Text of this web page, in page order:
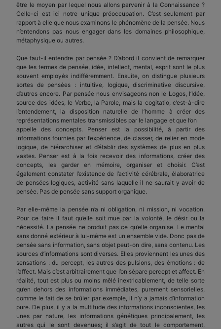
être le moyen par lequel nous allons parvenir à la Connaissance ?
Celle-ci est ici notre unique préoccupation. C’est seulement par
rapport à elle que nous examinons le phénomène de la pensée. Nous
n’entendons pas nous engager dans les domaines philosophique,
métaphysique ou autres.
Que faut-il entendre par pensée ? D’abord il convient de remarquer
que les termes de pensée, idée, intellect, mental, esprit sont le plus
souvent employés indifféremment. Ensuite, on distingue plusieurs
sortes de pensées : intuitive, logique, discriminative discursive,
d’autres encore. Par pensée nous envisageons non le Logos, l’Idée,
source des idées, le Verbe, la Parole, mais la cogitatio, c’est-à-dire
l’entendement, la disposition naturelle de l’homme à créer des
représentations mentales transmissibles par le langage et que l’on
appelle des concepts. Penser est la possibilité, à partir des
informations fournies par l’expérience, de classer, de relier en mode
logique, de hiérarchiser et d’établir des systèmes de plus en plus
vastes. Penser est à la fois recevoir des informations, créer des
concepts, les garder en mémoire, organiser et choisir. C’est
également constater l’existence de l’activité cérébrale, élaboratrice
de pensées logiques, activité sans laquelle il ne saurait y avoir de
pensée. Pas de pensée sans support organique.
Par elle-même la pensée n’a ni obligation, ni mission, ni vocation.
Pour ce faire il faut qu’elle soit mue par la volonté, le désir ou la
nécessité. La pensée ne produit pas ce qu’elle organise. Le mental
sans donné extérieur à lui-même est un ensemble vide. Donc pas de
pensée sans information, sans objet peut-on dire, sans contenu. Les
sources d’informations sont diverses. Elles proviennent les unes des
sensations : du percept, les autres des pulsions, des émotions : de
l’affect. Mais c’est arbitrairement que l’on sépare percept et affect. En
réalité, tout est plus ou moins mêlé inextricablement, de telle sorte
qu’en dehors des informations immédiates, purement sensorielles,
comme le fait de se brûler par exemple, il n’y a jamais d’information
pure. De plus, il y a la multitude des informations inconscientes, les
unes par nature, les informations génétiques principalement, les
autres qui le sont devenues; il s’agit de tout le comportement,